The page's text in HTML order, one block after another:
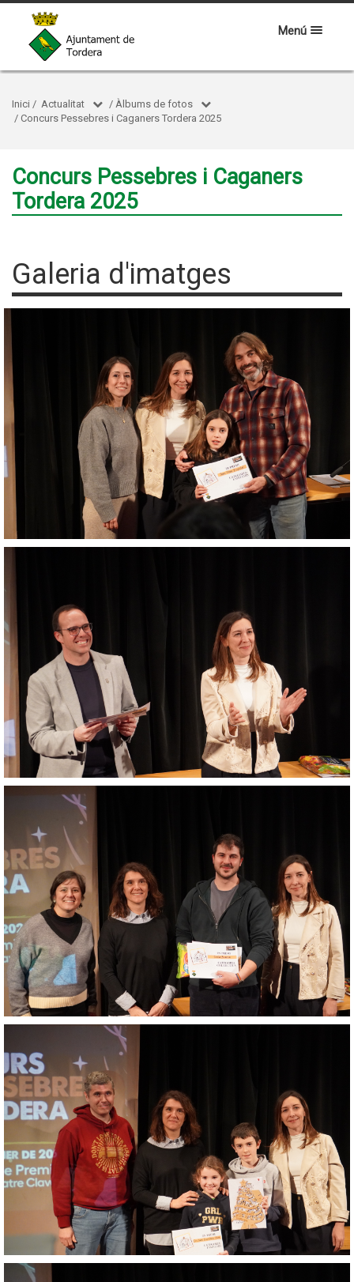
Menú
Inici / Actualitat / Àlbums de fotos
/ Concurs Pessebres i Caganers Tordera 2025
Concurs Pessebres i Caganers
Tordera 2025
Galeria d'imatges